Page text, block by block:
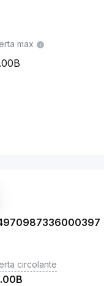
max
circolante